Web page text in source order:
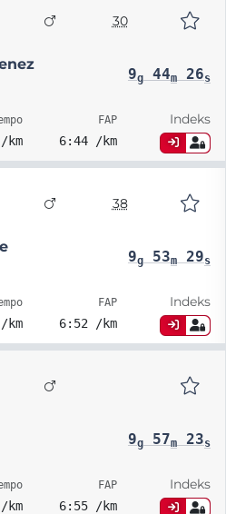
30
9g44m26s
km
FAP
6:44 /km
Indeks
38
9g53m29s
km
FAP
6:52 /km
Indeks
9g57m23s
km
FAP
6:55 /km
Indeks